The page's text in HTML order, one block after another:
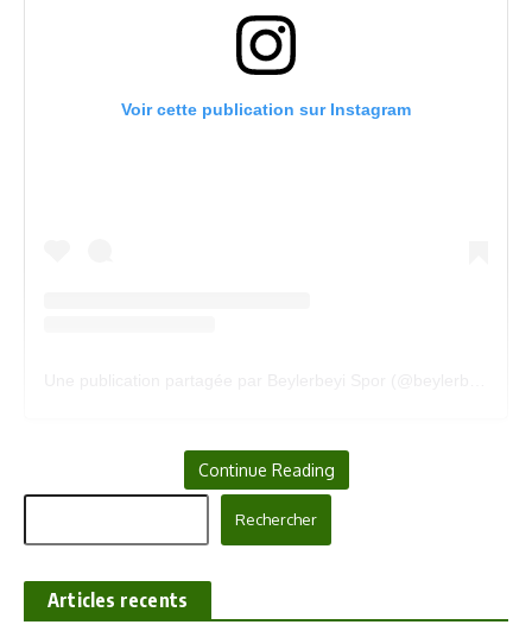
Voir cette publication sur Instagram
Un parcours marqué par l’expérience et la réussite
Formée en Côte d’Ivoire, Nadège a fait ses débuts avec la
Juventus de Yopougonensuite avec l’Africa Sports d’Abidjan
Biélorussie, où elle a évolué sous les couleurs du
Continue Reading
Rechercher
Articles recents